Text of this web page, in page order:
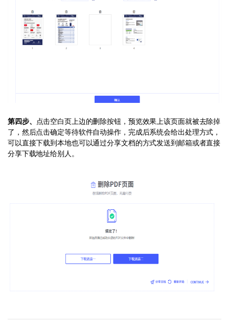
第四步、
点击空白页上边的删除按钮，预览效果上该页面就被去除掉
了，然后点击确定等待软件自动操作，完成后系统会给出处理方式，
可以直接下载到本地也可以通过分享文档的方式发送到邮箱或者直接
分享下载地址给别人。